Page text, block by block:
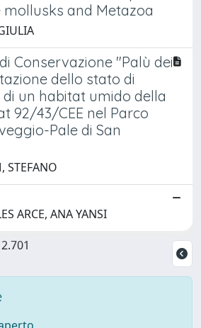
and Metazoa
Conservazione "Palù dei
dello stato di
un habitat umido della
92/43/CEE nel Parco
Pale di San
STEFANO
ARCE, ANA YANSI